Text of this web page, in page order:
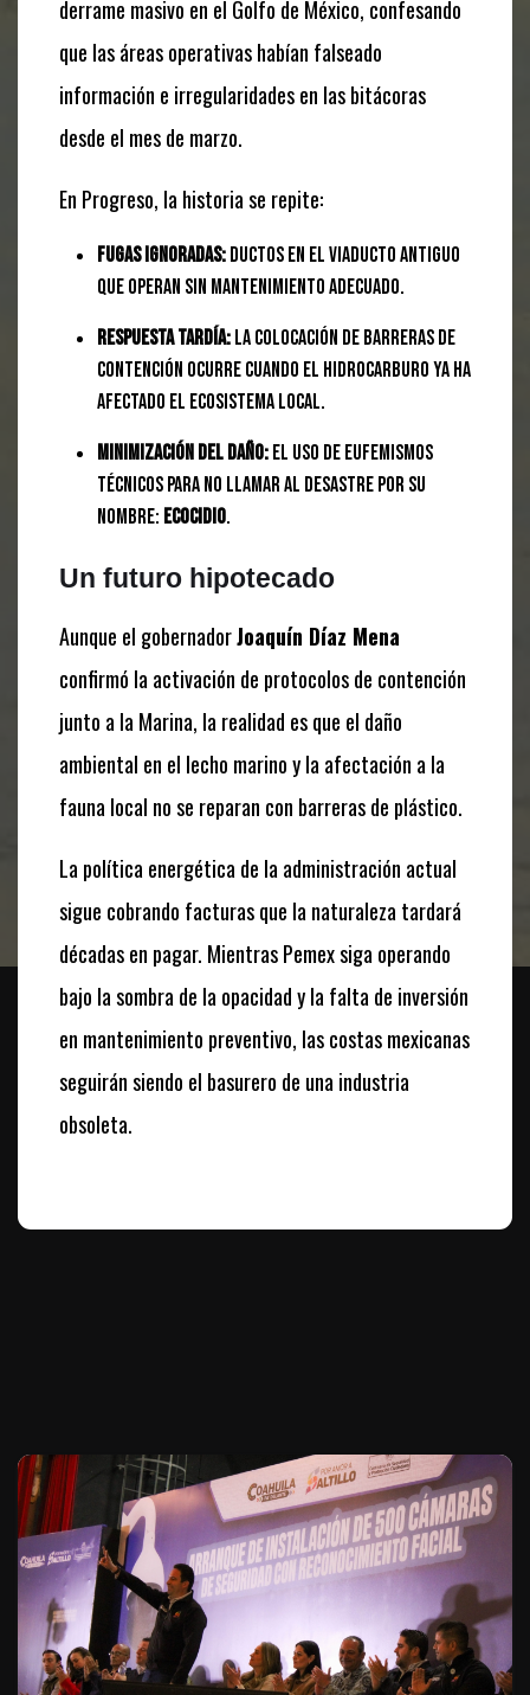
derrame masivo en el Golfo de México, confesando
que las áreas operativas habían falseado
información e irregularidades en las bitácoras
desde el mes de marzo.
En Progreso, la historia se repite:
Fugas ignoradas:Ductos en el viaducto antiguo
que operan sin mantenimiento adecuado.
Respuesta tardía:La colocación de barreras de
contención ocurre cuando el hidrocarburo ya ha
afectado el ecosistema local.
Minimización del daño:El uso de eufemismos
técnicos para no llamar al desastre por su
nombre: ecocidio.
Un futuro hipotecado
Aunque el gobernadorJoaquín Díaz Mena
confirmó la activación de protocolos de contención
junto a la Marina, la realidad es que el daño
ambiental en el lecho marino y la afectación a la
fauna local no se reparan con barreras de plástico.
La política energética de la administración actual
sigue cobrando facturas que la naturaleza tardará
décadas en pagar. Mientras Pemex siga operando
bajo la sombra de la opacidad y la falta de inversión
en mantenimiento preventivo, las costas mexicanas
seguirán siendo el basurero de una industria
obsoleta.